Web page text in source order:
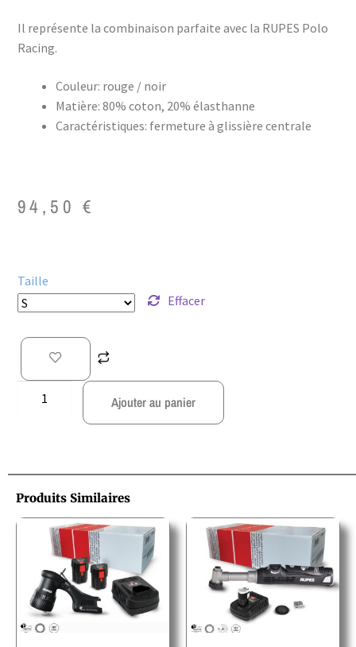
Il représente la combinaison parfaite avec la RUPES Polo
Racing.
Couleur: rouge / noir
Matière: 80% coton, 20% élasthanne
Caractéristiques: fermeture à glissière centrale
94,50€
Taille
Effacer
Ajouter au panier
Produits Similaires